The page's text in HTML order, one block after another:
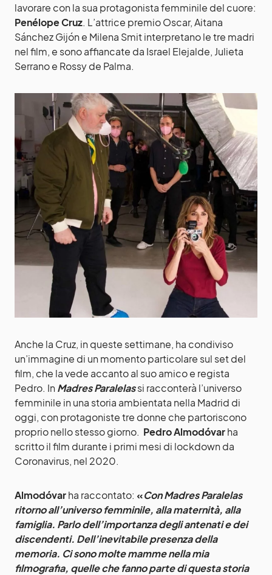
lavorare con la sua protagonista femminile del cuore:
Penélope Cruz. L’attrice premio Oscar, Aitana
Sánchez Gijón e Milena Smit interpretano le tre madri
nel film, e sono affiancate da Israel Elejalde, Julieta
Serrano e Rossy de Palma.
Anche la Cruz, in queste settimane, ha condiviso
un’immagine di un momento particolare sul set del
film, che la vede accanto al suo amico e regista
Pedro. In Madres Paralelassi racconterà l’universo
femminile in una storia ambientata nella Madrid di
oggi, con protagoniste tre donne che partoriscono
proprio nello stesso giorno. Pedro Almodóvarha
scritto il film durante i primi mesi di lockdown da
Coronavirus, nel 2020.
Almodóvarha raccontato: «Con Madres Paralelas
ritorno all’universo femminile, alla maternità, alla
famiglia. Parlo dell’importanza degli antenati e dei
discendenti. Dell’inevitabile presenza della
memoria. Ci sono molte mamme nella mia
filmografia, quelle che fanno parte di questa storia